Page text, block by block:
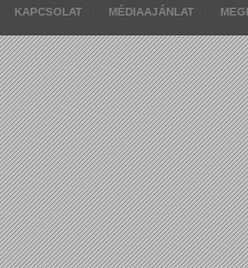
KAPCSOLAT MÉDIAAJÁNLAT